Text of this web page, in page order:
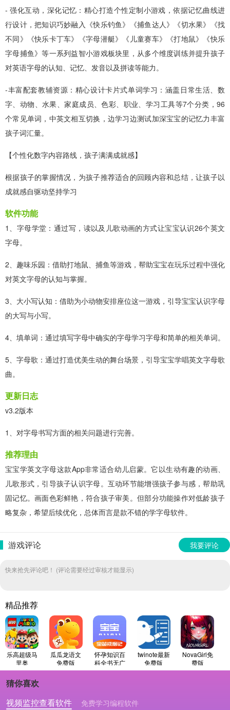
- 强化互动，深化记忆：精心打造个性定制小游戏，依据记忆曲线进
行设计，把知识巧妙融入《快乐钓鱼》《捕鱼达人》《切水果》《找
不同》《快乐卡丁车》《字母潜艇》《儿童赛车》《打地鼠》《快乐
字母捕鱼》等一系列益智小游戏板块里，从多个维度训练并提升孩子
对英语字母的认知、记忆、发音以及拼读等能力。
-丰富配套教辅资源：精心设计卡片式单词学习：涵盖日常生活、数
字、动物、水果、家庭成员、色彩、职业、学习工具等7个分类，96
个常见单词，中英文相互切换，边学习边测试加深宝宝的记忆力丰富
孩子词汇量。
【个性化数字内容路线，孩子满满成就感】
根据孩子的掌握情况，为孩子推荐适合的回顾内容和总结，让孩子以
成就感自驱动坚持学习
软件功能
1、字母学堂：通过写，读以及儿歌动画的方式让宝宝认识26个英文
字母。
2、趣味乐园：借助打地鼠、捕鱼等游戏，帮助宝宝在玩乐过程中强化
对英文字母的认知与掌握。
3、大小写认知：借助为小动物安排座位这一游戏，引导宝宝认识字母
的大写与小写。
4、填单词：通过填写字母中确实的字母学习字母和简单的相关单词。
5、字母歌：通过打造优美生动的舞台场景，引导宝宝学唱英文字母歌
曲。
更新日志
v3.2版本
1、对字母书写方面的相关问题进行完善。
推荐理由
宝宝学英文字母这款App非常适合幼儿启蒙。它以生动有趣的动画、
儿歌形式，引导孩子认识字母。互动环节能增强孩子参与感，帮助巩
固记忆。画面色彩鲜艳，符合孩子审美。但部分功能操作对低龄孩子
略复杂，希望后续优化，总体而言是款不错的学字母软件。
游戏评论 我要评论
快来抢先评论吧！ (评论需要经过审核才能显示)
精品推荐
乐高超级马
里奥
(LEGOSuperMario)
原版
瓜瓜龙语文
免费版
怀孕知识百
科全书无广
告版
twinote最新
免费版
NovaGirl免
费版
猜你喜欢
视频监控查看软件
免费学习编程软件